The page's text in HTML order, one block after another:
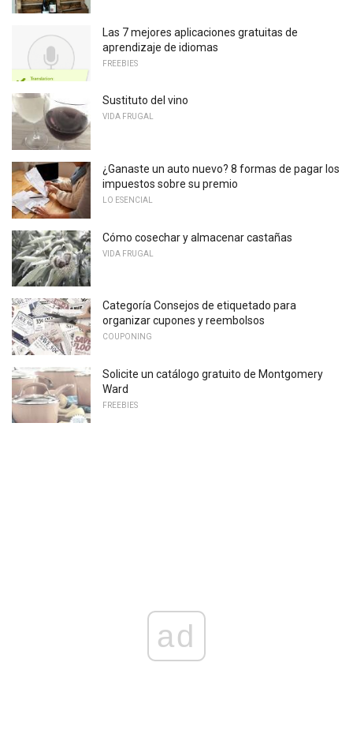
Las 7 mejores aplicaciones gratuitas de
aprendizaje de idiomas
FREEBIES
Sustituto del vino
VIDA FRUGAL
¿Ganaste un auto nuevo? 8 formas de pagar los
impuestos sobre su premio
LO ESENCIAL
Cómo cosechar y almacenar castañas
VIDA FRUGAL
Categoría Consejos de etiquetado para
organizar cupones y reembolsos
COUPONING
Solicite un catálogo gratuito de Montgomery
Ward
FREEBIES
ad